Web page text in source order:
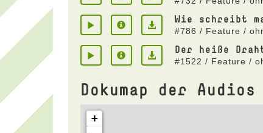
Wie schreibt
#786 / Feature /
Der heiße
#1522 / Feature /
Dokumap der Audios